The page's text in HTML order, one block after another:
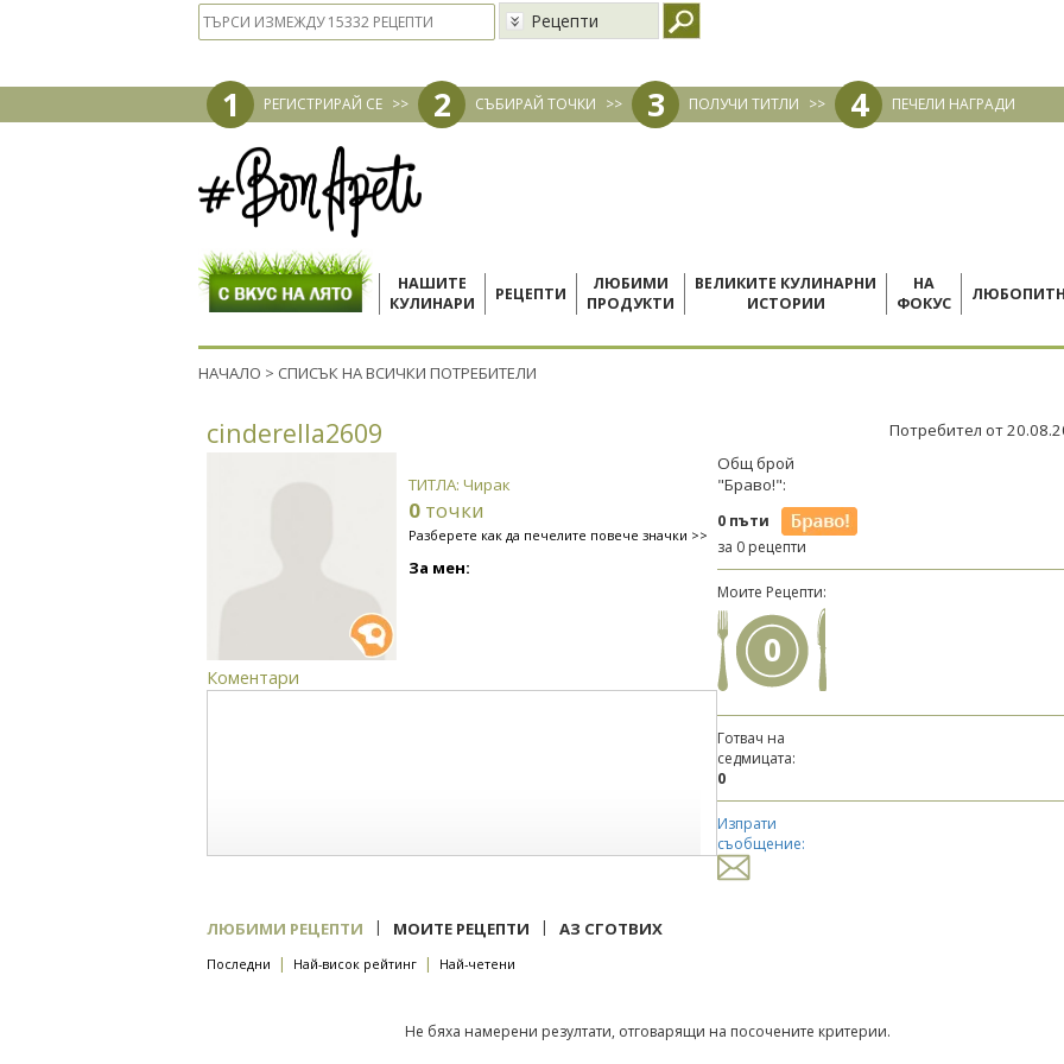
Рецепти
1 РЕГИСТРИРАЙ СЕ >> 2 СЪБИРАЙ ТОЧКИ >> 3 ПОЛУЧИ ТИТЛИ >> 4 ПЕЧЕЛИ НАГРАДИ
НАШИТЕ
КУЛИНАРИ
РЕЦЕПТИ
ЛЮБИМИ
ПРОДУКТИ
ВЕЛИКИТЕ КУЛИНАРНИ
ИСТОРИИ
НА
ФОКУС
НАЧАЛО > СПИСЪК НА ВСИЧКИ ПОТРЕБИТЕЛИ
cinderella2609 Потребител от
ТИТЛА: Чирак
0 точки
Разберете как да печелите повече значки >>
За мен:
Коментари
Общ брой
"Браво!":
0 пъти
за 0 рецепти
Моите Рецепти:
0
Готвач на
седмицата:
0
Изпрати
съобщение:
ЛЮБИМИ РЕЦЕПТИ | МОИТЕ РЕЦЕПТИ | АЗ СГОТВИХ
Последни | Най-висок рейтинг | Най-четени
Не бяха намерени резултати, отговарящи на посочените критерии.